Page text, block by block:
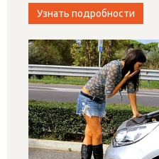
Узнать подробности